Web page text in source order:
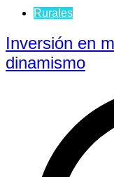
Rurales
Inversión en
dinamismo